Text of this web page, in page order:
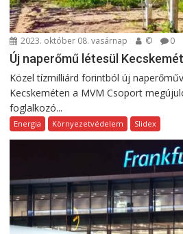
2023. október 08. vasárnap © 0
Új naperőmű létesül
Közel tízmilliárd forintból új
Kecskeméten a MVM Csoport
foglalkozó...
Energia Környezetvédelem Slidex